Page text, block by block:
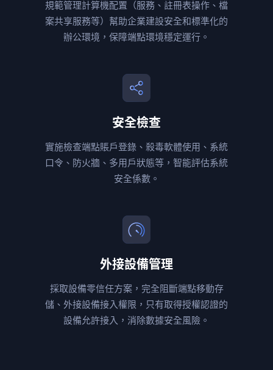
規範管理計算機配置（服務、註冊表操作、檔
案共享服務等）幫助企業建設安全和標準化的
辦公環境，保障端點環境穩定運行。
安全檢查
實施檢查端點賬戶登錄、殺毒軟體使用、系統
口令、防火牆、多用戶狀態等，智能評估系統
安全係數。
外接設備管理
採取設備零信任方案，完全阻斷端點移動存
儲、外接設備接入權限，只有取得授權認證的
設備允許接入，消除數據安全風險。